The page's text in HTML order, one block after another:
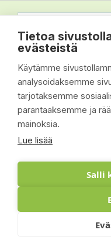
Tietoa
evästeistä
Käytämme
analysoidaksemme
tarjotaksemme
parantaaksemme ja
mainoksia.
Lue lisää
Salli
© 2026 - Suomen Siisti